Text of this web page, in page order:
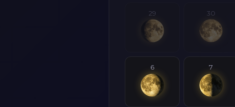
29 30
6 7